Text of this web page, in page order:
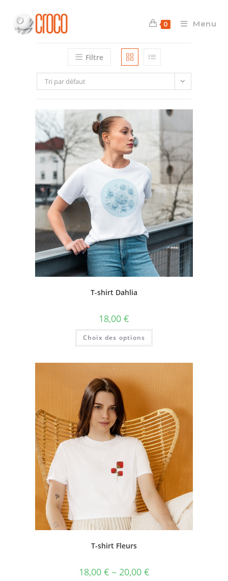
content
0 Menu
Filtre
Tri par défaut
T-shirt Dahlia
18,00 €
Choix des options
T-shirt Fleurs
18,00 € – 20,00 €